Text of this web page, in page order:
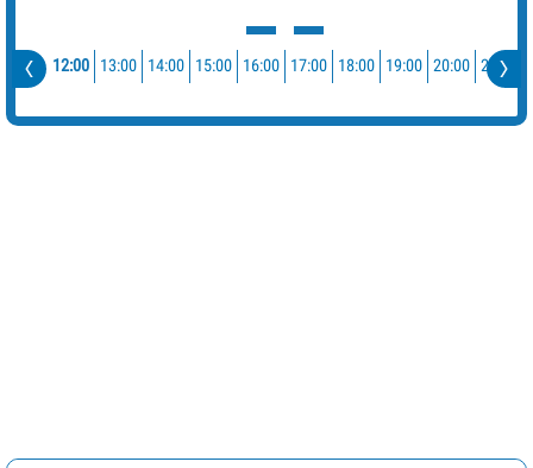
12:00 13:00 14:00 15:00 16:00 17:00 18:00 19:00 20:00 21:00